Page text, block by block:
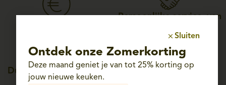
Persoonlijke service, van
Duitse kwaliteit, tot 25
jaar garantie
Sluiten
Ontdek onze Zomerkorting
Deze maand geniet je van tot 25% korting op
jouw nieuwe keuken.